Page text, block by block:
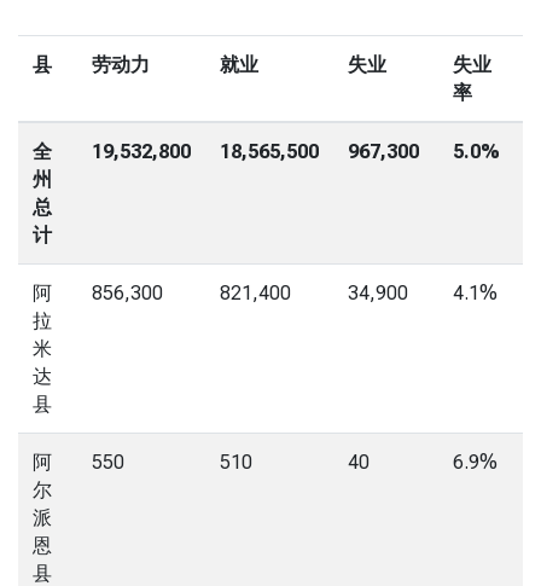
县 劳动力 就业 失业
失业
率
全
州
总
计
19,532,800 18,565,500 967,300 5.0%
阿
拉
米
达
县
856,300 821,400 34,900 4.1%
阿
尔
派
恩
县
550 510 40 6.9%